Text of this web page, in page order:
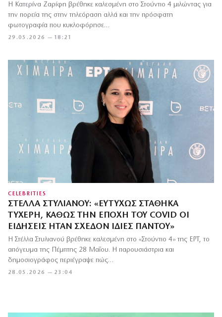
29.05.2026 — 18:21
Η Κατερίνα Ζαρίφη βρέθηκε καλεσμένη στο Στούντιο 4 μιλώντας για
την πορεία της στην τηλεόραση αλλά και την πρόσφατη
φωτογραφία που κυκλοφόρησε…
CELEBRITIES
ΣΤΈΛΛΑ ΣΤΥΛΙΑΝΟΎ: «ΕΥΤΥΧΏΣ ΣΤΆΘΗΚΑ
ΤΥΧΕΡΉ, ΚΑΘΏΣ ΤΗΝ ΕΠΟΧΉ ΤΟΥ COVID ΟΙ
ΕΙΔΉΣΕΙΣ ΉΤΑΝ ΣΧΕΔΌΝ ΊΔΙΕΣ ΠΑΝΤΟΎ»
28.05.2026 — 23:04
Η Στέλλα Στυλιανού βρέθηκε καλεσμένη στο «Στούντιο 4» της ΕΡΤ, το
απόγευμα της Πέμπτης 28 Μαΐου. Η παρουσιάστρια και
δημοσιογράφος περιέγραψε πώς…